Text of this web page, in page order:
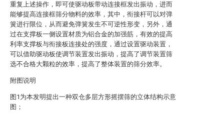
重复上述操作，即可使驱动板带动连接框发出振动，进而
能够提高连接框筛分物料的效率，其中，衔接杆可以对弹
簧进行限位，从而避免弹簧发生不可逆性形变，另外，通
过在支撑板一侧设置材质为铝合金的加强筋，有效的提高
利率支撑板与衔接板连接处的强度，通过设置驱动装置，
可以借助驱动板使调节装置发出振动，提高了调节装置筛
选不合格大颗粒的效率，提高了整体装置的筛分效率。
附图说明
图1为本发明提出一种双仓多层方形摇摆筛的立体结构示意
图；